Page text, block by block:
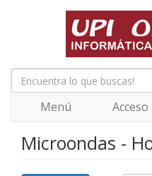
Menú Acceso
Microondas -